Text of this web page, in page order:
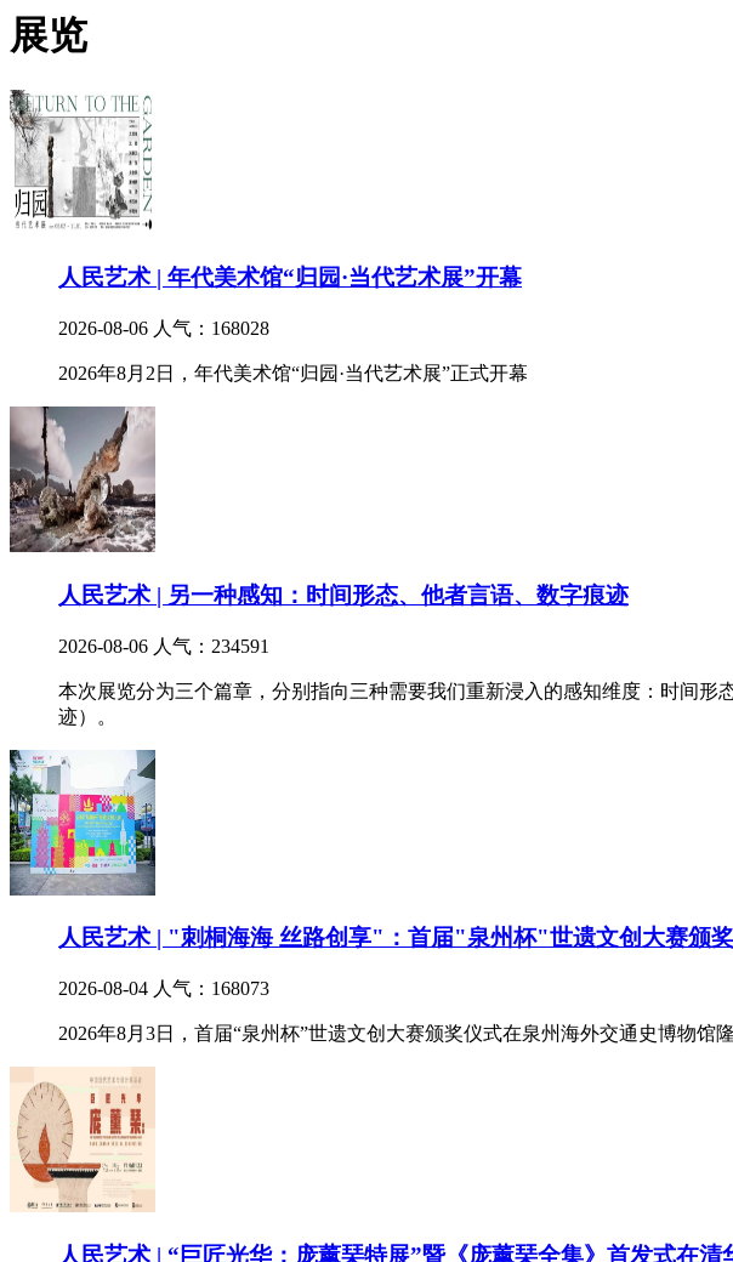
展览
人民艺术 | 年代美术馆“归园·当代艺术展”开幕
2026-08-06 人气：168028
2026年8月2日，年代美术馆“归园·当代艺术展”正式开幕
人民艺术 | 另一种感知：时间形态、他者言语、数字痕迹
2026-08-06 人气：234591
本次展览分为三个篇章，分别指向三种需要我们重新浸入的感知维度：时间
迹）。
人民艺术 | "刺桐海海 丝路创享"：首届"泉州杯"世遗文创大赛颁
2026-08-04 人气：168073
2026年8月3日，首届“泉州杯”世遗文创大赛颁奖仪式在泉州海外交通史博物馆隆
人民艺术 | “巨匠光华：庞薰琹特展”暨《庞薰琹全集》首发式在清